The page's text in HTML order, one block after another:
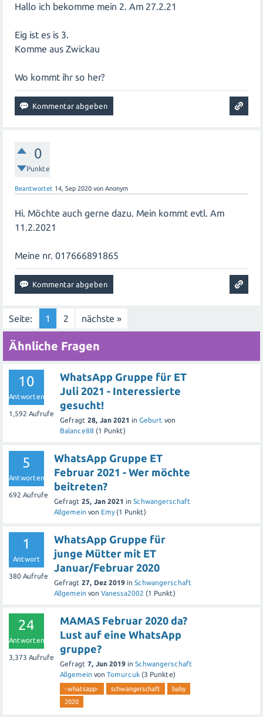
Hallo ich bekomme mein 2. Am 27.2.21
Eig ist es is 3.
Komme aus Zwickau
Wo kommt ihr so her?
0
Punkte
Beantwortet 14, Sep 2020 von Anonym
Hi. Möchte auch gerne dazu. Mein kommt evtl. Am
11.2.2021
Meine nr. 017666891865
Seite: 1 2 nächste »
Ähnliche Fragen
10
Antworten
1,592 Aufrufe
WhatsApp Gruppe für ET
Juli 2021 - Interessierte
gesucht!
Gefragt 28, Jan 2021 in Geburt von
Balance88 (1 Punkt)
5
Antworten
692 Aufrufe
WhatsApp Gruppe ET
Februar 2021 - Wer möchte
beitreten?
Gefragt 25, Jan 2021 in Schwangerschaft
Allgemein von Emy (1 Punkt)
1
Antwort
380 Aufrufe
WhatsApp Gruppe für
junge Mütter mit ET
Januar/Februar 2020
Gefragt 27, Dez 2019 in Schwangerschaft
Allgemein von Vanessa2002 (1 Punkt)
24
Antworten
3,373 Aufrufe
MAMAS Februar 2020 da?
Lust auf eine WhatsApp
gruppe?
Gefragt 7, Jun 2019 in Schwangerschaft
Allgemein von Tomurcuk (3 Punkte)
-whatsapp- schwangerschaft
baby
2020